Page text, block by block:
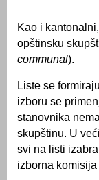
Kao i
opštinsku
communal).
Liste se
izboru se
stanovnika
skupštinu. U
svi na listi
izborna